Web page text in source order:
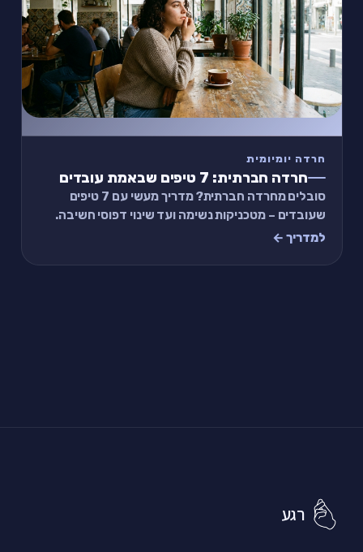
חרדה יומיומית
חרדה חברתית: 7 טיפים שבאמת עובדים
סובלים מחרדה חברתית? מדריך מעשי עם 7 טיפים
שעובדים – מטכניקות נשימה ועד שינוי דפוסי חשיבה.
כלים שאפשר ליישם היום.
למדריך ←
רגע